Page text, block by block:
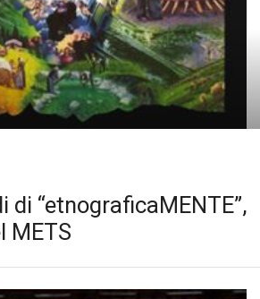
di “etnograficaMENTE”,
METS